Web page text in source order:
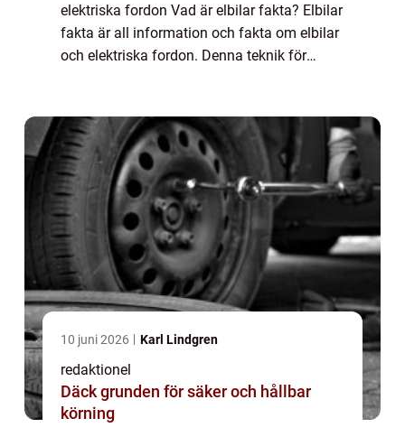
elektriska fordon Vad är elbilar fakta? Elbilar
fakta är all information och fakta om elbilar
och elektriska fordon. Denna teknik för
10 juni 2026 Karl Lindgren
redaktionel
Däck grunden för säker och hållbar
körning